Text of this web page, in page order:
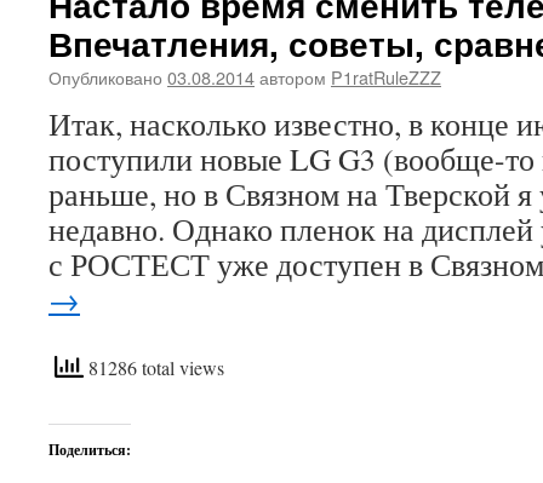
Впечатления, советы,
Опубликовано 03.08.2014автором P1ratRuleZZZ
Итак, насколько известно, в конце
поступили новые LG G3 (вообще-то
раньше, но в Связном на Тверской я
недавно. Однако пленок на
с РОСТЕСТ уже доступен в
→
81286 total views
Поделиться: